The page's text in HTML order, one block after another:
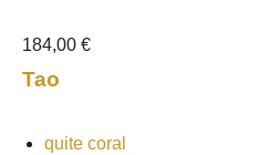
184,00 €
Tao
quite coral